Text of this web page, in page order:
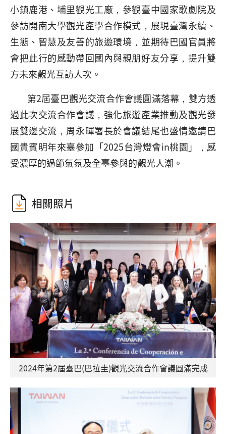
小鎮鹿港、埔里觀光工廠，參觀臺中國家歌劇院及
參訪開南大學觀光產學合作模式，展現臺灣永續、
生態、智慧及友善的旅遊環境，並期待巴國官員將
會把此行的感動帶回國內與親朋好友分享，提升雙
方未來觀光互訪人次。
第2屆臺巴觀光交流合作會議圓滿落幕，雙方透
過此次交流合作會議，強化旅遊產業推動及觀光發
展雙邊交流，周永暉署長於會議結尾也盛情邀請巴
國貴賓明年來臺參加「2025台灣燈會in桃園」，感
受濃厚的過節氣氛及全臺參與的觀光人潮。
相關照片
2024年第2屆臺巴(巴拉圭)觀光交流合作會議圓滿完成